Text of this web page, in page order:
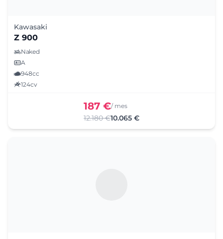
Kawasaki
Z 900
Naked
A
948cc
124cv
187 €/ mes
12.180 €10.065 €